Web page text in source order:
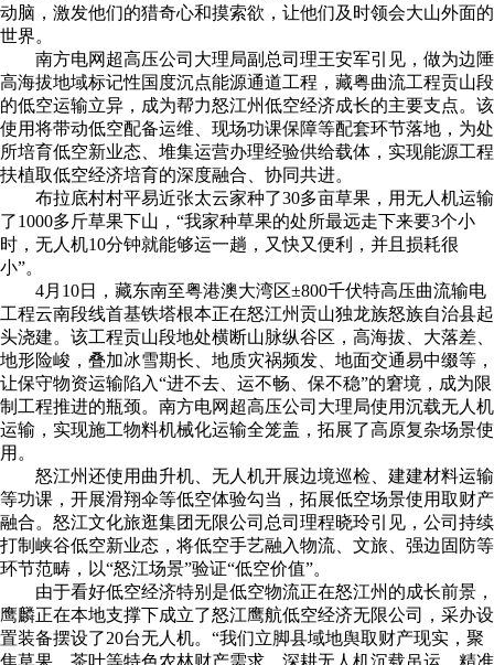
动脑，激发他们的猎奇心和摸索欲，让他们及时领会大山外面的
世界。
南方电网超高压公司大理局副总司理王安军引见，做为边陲
高海拔地域标记性国度沉点能源通道工程，藏粤曲流工程贡山段
的低空运输立异，成为帮力怒江州低空经济成长的主要支点。该
使用将带动低空配备运维、现场功课保障等配套环节落地，为处
所培育低空新业态、堆集运营办理经验供给载体，实现能源工程
扶植取低空经济培育的深度融合、协同共进。
布拉底村村平易近张太云家种了30多亩草果，用无人机运输
了1000多斤草果下山，“我家种草果的处所最远走下来要3个小
时，无人机10分钟就能够运一趟，又快又便利，并且损耗很
小”。
4月10日，藏东南至粤港澳大湾区±800千伏特高压曲流输电
工程云南段线首基铁塔根本正在怒江州贡山独龙族怒族自治县起
头浇建。该工程贡山段地处横断山脉纵谷区，高海拔、大落差、
地形险峻，叠加冰雪期长、地质灾祸频发、地面交通易中缀等，
让保守物资运输陷入“进不去、运不畅、保不稳”的窘境，成为限
制工程推进的瓶颈。南方电网超高压公司大理局使用沉载无人机
运输，实现施工物料机械化运输全笼盖，拓展了高原复杂场景使
用。
怒江州还使用曲升机、无人机开展边境巡检、建建材料运输
等功课，开展滑翔伞等低空体验勾当，拓展低空场景使用取财产
融合。怒江文化旅逛集团无限公司总司理程晓玲引见，公司持续
打制峡谷低空新业态，将低空手艺融入物流、文旅、强边固防等
环节范畴，以“怒江场景”验证“低空价值”。
由于看好低空经济特别是低空物流正在怒江州的成长前景，
鹰麟正在本地支撑下成立了怒江鹰航低空经济无限公司，采办设
置装备摆设了20台无人机。“我们立脚县域地舆取财产现实，聚
焦草果、茶叶等特色农林财产需求，深耕无人机沉载吊运、精准